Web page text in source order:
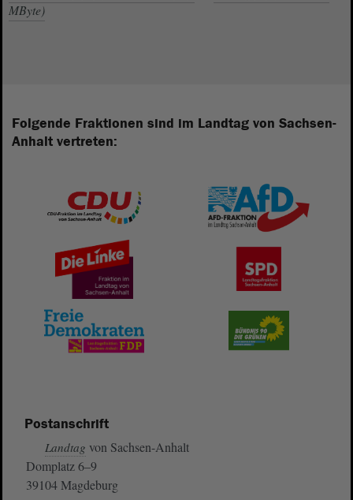
MByte)
Folgende Fraktionen sind im Landtag von Sachsen-
Anhalt vertreten:
Postanschrift
Landtag von Sachsen-Anhalt
Domplatz 6–9
39104 Magdeburg